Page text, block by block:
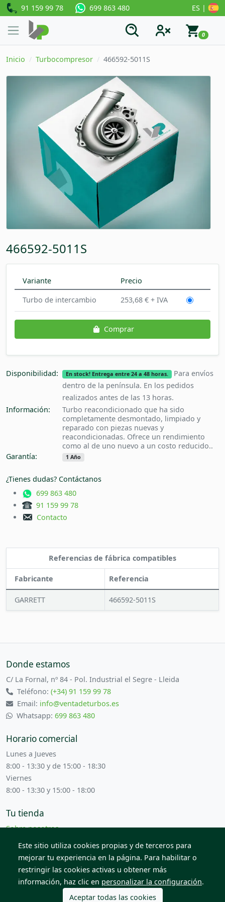
91 159 99 78 699 863 480 ES |
0
Inicio Turbocompresor 466592-5011S
466592-5011S
Variante
Precio
Turbo de intercambio
253,68 € + IVA
Comprar
Disponibilidad: En stock! Entrega entre 24 a 48 horas.
Para envíos
dentro de la península. En los pedidos
realizados antes de las 13 horas.
Información:
Turbo reacondicionado que ha sido
completamente desmontado, limpiado y
reparado con piezas nuevas y
reacondicionadas. Ofrece un rendimiento
como al de uno nuevo a un costo reducido..
Garantía:
1 Año
¿Tienes dudas? Contáctanos
699 863 480
91 159 99 78
Contacto
Referencias de fábrica compatibles
Fabricante Referencia
GARRETT 466592-5011S
Donde estamos
C/ La Fornal, nº 84 - Pol. Industrial el Segre - Lleida
Teléfono:(+34) 91 159 99 78
Email: info@ventadeturbos.es
Whatsapp: 699 863 480
Horario comercial
Lunes a Jueves
8:00 - 13:30 y de 15:00 - 18:30
Viernes
8:00 - 13:30 y 15:00 - 18:00
Tu tienda
Sobre nosotros
Términos y condiciones
Contacta con nosotros
© 2026 Todos los derechos reservados. Venta de Piezas
2012 S.L.
Este sitio utiliza cookies propias y de terceros para
mejorar tu experiencia en la página. Para habilitar o
restringir las cookies activas u obtener más
información, haz clic en personalizar la configuración.
Aceptar todas las cookies